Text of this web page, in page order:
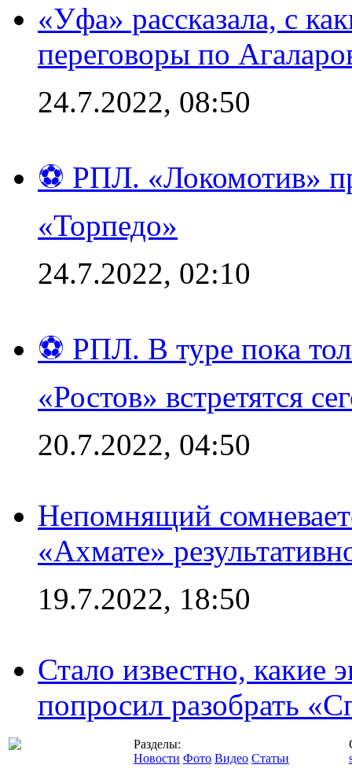
«Уфа» рассказала, с
переговоры по
24.7.2022, 08:50
⚽ РПЛ. «Локомотив»
«Торпедо»
24.7.2022, 02:10
⚽ РПЛ. В туре пока
«Ростов» встретятся
20.7.2022, 04:50
Непомнящий
«Ахмате»
19.7.2022, 18:50
Стало известно, какие
попросил разобрать
Разделы:
Новости Фото Видео Статьи